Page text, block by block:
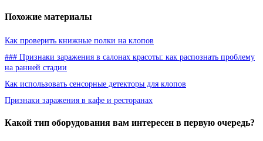
Похожие материалы
Как проверить книжные полки на клопов
### Признаки заражения в салонах красоты: как распознать проблему
на ранней стадии
Как использовать сенсорные детекторы для клопов
Признаки заражения в кафе и ресторанах
Какой тип оборудования вам интересен в первую очередь?